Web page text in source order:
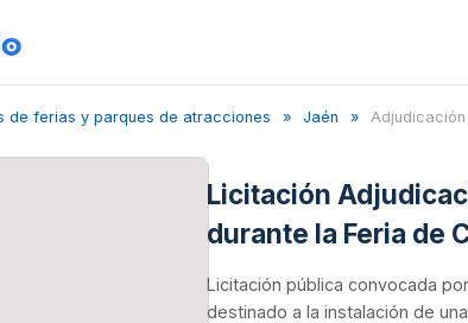
de ferias y parques de atracciones Jaén Adjudicación
Licitación
durante la Feria de
Licitación pública convocada
destinado a la instalación de